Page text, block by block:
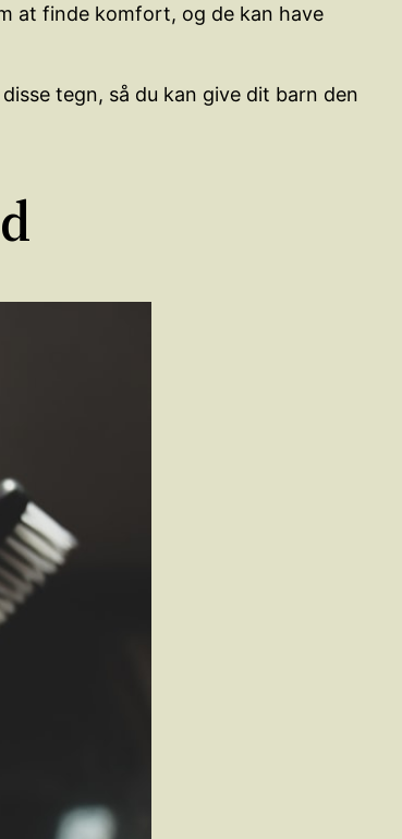
at finde komfort, og de kan have
tegn, så du kan give dit barn den